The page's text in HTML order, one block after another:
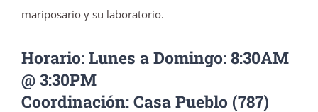
mariposario y su laboratorio.
Horario: Lunes a Domingo: 8:30AM
@ 3:30PM
Coordinación: Casa Pueblo (787)